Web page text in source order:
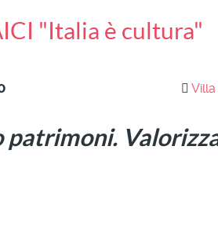
"Italia è cultura"